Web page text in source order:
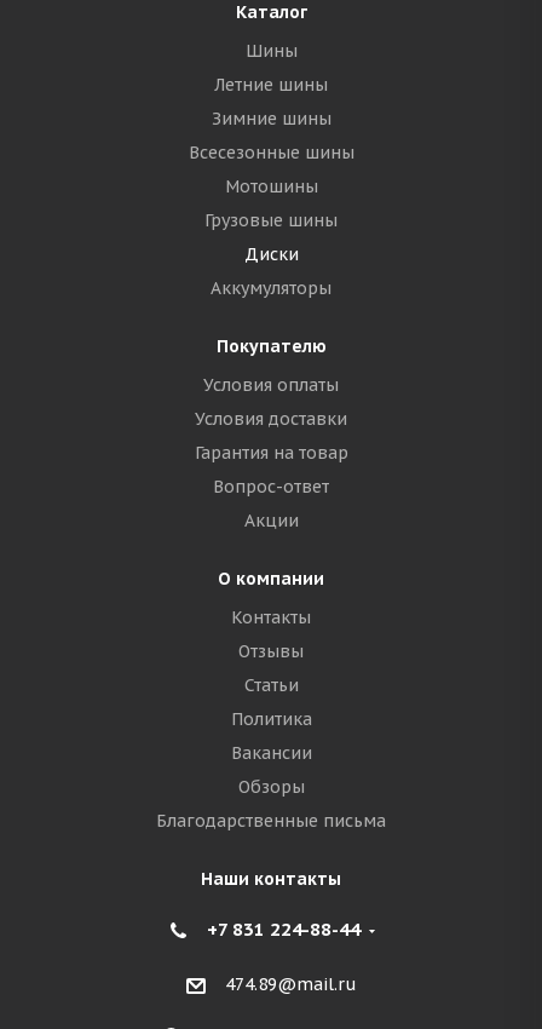
Каталог
Шины
Летние шины
Зимние шины
Всесезонные шины
Мотошины
Грузовые шины
Диски
Аккумуляторы
Покупателю
Условия оплаты
Условия доставки
Гарантия на товар
Вопрос-ответ
Акции
О компании
Контакты
Отзывы
Статьи
Политика
Вакансии
Обзоры
Благодарственные письма
Наши контакты
+7 831 224-88-44
474.89@mail.ru